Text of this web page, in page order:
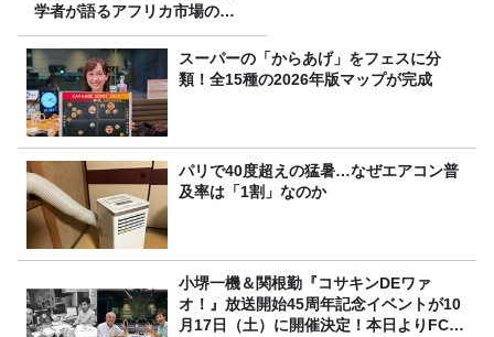
学者が語るアフリカ市場のリ
アル
スーパーの「からあげ」をフェスに分
類！全15種の2026年版マップが完成
パリで40度超えの猛暑…なぜエアコン普
及率は「1割」なのか
小堺一機＆関根勤『コサキンDEワァ
オ！』放送開始45周年記念イベントが10
月17日（土）に開催決定！本日よりFC先